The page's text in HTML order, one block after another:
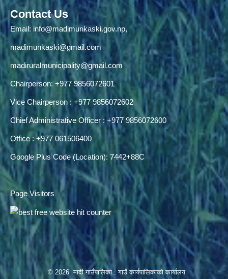
Contact Us
Email: info@madimunkaski.gov.np,
madimunkaski@gmail.com
madiruralmunicipality@gmail.com
Chairperson: +977 9856072601
Vice Chairperson : +977 9856072602
Chief Administrative Officer : +977 9856072600
Office : +977 061506400
Google Plus Code (Location): 7442+88C
Page Visitors
© 2026 मादी गाउँपालिका , गाउँ कार्यपालिकाको कार्यालय